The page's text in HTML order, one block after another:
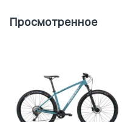
Просмотренное